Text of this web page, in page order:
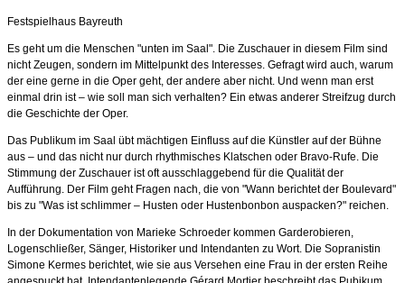
Festspielhaus Bayreuth
Es geht um die Menschen "unten im Saal". Die Zuschauer in diesem Film sind
nicht Zeugen, sondern im Mittelpunkt des Interesses. Gefragt wird auch, warum
der eine gerne in die Oper geht, der andere aber nicht. Und wenn man erst
einmal drin ist – wie soll man sich verhalten? Ein etwas anderer Streifzug durch
die Geschichte der Oper.
Das Publikum im Saal übt mächtigen Einfluss auf die Künstler auf der Bühne
aus – und das nicht nur durch rhythmisches Klatschen oder Bravo-Rufe. Die
Stimmung der Zuschauer ist oft ausschlaggebend für die Qualität der
Aufführung. Der Film geht Fragen nach, die von "Wann berichtet der Boulevard"
bis zu "Was ist schlimmer – Husten oder Hustenbonbon auspacken?" reichen.
In der Dokumentation von Marieke Schroeder kommen Garderobieren,
Logenschließer, Sänger, Historiker und Intendanten zu Wort. Die Sopranistin
Simone Kermes berichtet, wie sie aus Versehen eine Frau in der ersten Reihe